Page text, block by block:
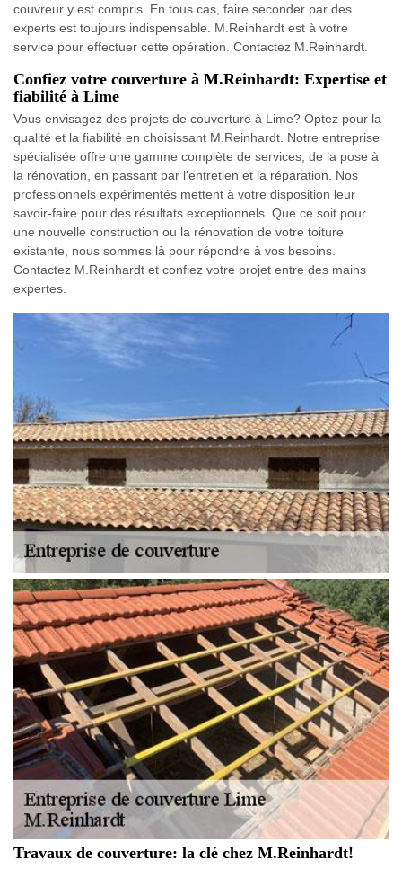
couvreur y est compris. En tous cas, faire seconder par des
experts est toujours indispensable. M.Reinhardt est à votre
service pour effectuer cette opération. Contactez M.Reinhardt.
Confiez votre couverture à M.Reinhardt: Expertise et
fiabilité à Lime
Vous envisagez des projets de couverture à Lime? Optez pour la
qualité et la fiabilité en choisissant M.Reinhardt. Notre entreprise
spécialisée offre une gamme complète de services, de la pose à
la rénovation, en passant par l'entretien et la réparation. Nos
professionnels expérimentés mettent à votre disposition leur
savoir-faire pour des résultats exceptionnels. Que ce soit pour
une nouvelle construction ou la rénovation de votre toiture
existante, nous sommes là pour répondre à vos besoins.
Contactez M.Reinhardt et confiez votre projet entre des mains
expertes.
Travaux de couverture: la clé chez M.Reinhardt!